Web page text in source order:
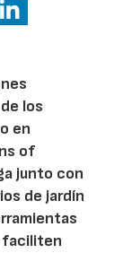
los
en
of
junto con
de jardín
faciliten